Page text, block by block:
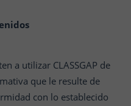
a utilizar CLASSGAP de
que le resulte de
con lo establecido